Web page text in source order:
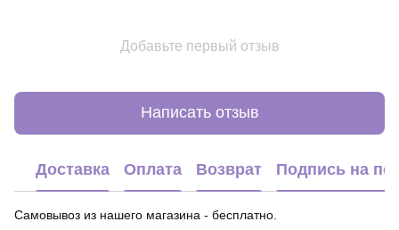
Добавьте первый отзыв
Написать отзыв
Доставка Оплата Возврат Подпись на
Самовывоз из нашего магазина - бесплатно.